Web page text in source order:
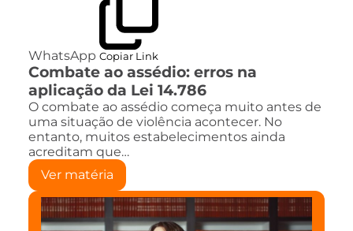
WhatsApp Copiar Link
Combate ao assédio: erros na
aplicação da Lei 14.786
O combate ao assédio começa muito antes de
uma situação de violência acontecer. No
entanto, muitos estabelecimentos ainda
acreditam que…
Ver matéria